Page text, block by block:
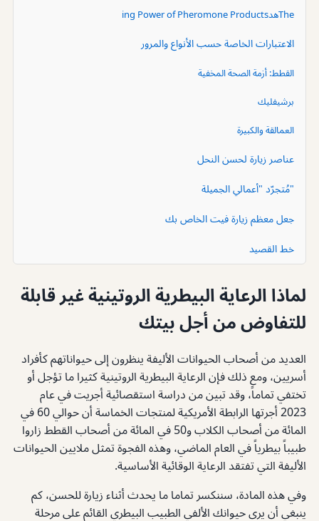
Theهدing Power of Pheromone Products
الاعتبارات الخاصة حسب الأنواع والمرور
القطط: أزمة الصحة المخفية
برشيفليك
العمالقة والكبيرة
عناصر زيارة لحسن النحل
"مُتجرّد "أعمالي الجميلة
جعل معظم زيارة فيت الخاص بك
خط القصيد
لماذا الرعاية البيطرية الروتينية غير قابلة
للتفاوض من أجل بيتك
العديد من أصحاب الحيوانات الأليفة ينظرون إلى حيواناتهم كأفراد
أسريين، ومع ذلك فإن الرعاية البيطرية الروتينية كثيرا ما تؤجل أو
تختفي تماماً، وقد تبين من دراسة استقصائية أجريت في عام
2023 أجرتها الرابطة الأمريكية لمنتجات الخماسة أن حوالي 60 في
المائة من أصحاب الكلاب و50 في المائة من أصحاب القطط زاروا
طبيباً بيطرياً في العام الماضي، وهذه الفجوة تمثل ملايين الحيوانات
الأليفة التي تفتقد الرعاية الوقائية الأساسية.
وفي هذه المادة، سننكسر تماما ما يحدث أثناء زيارة للحسن، كم
ينبغي أن يرى حيوانك الألفي الطبيب البيطري القائم على مرحلة